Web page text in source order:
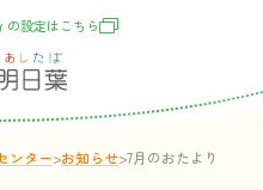
の設定はこちら
ンター>お知 らせ>7月のおたより